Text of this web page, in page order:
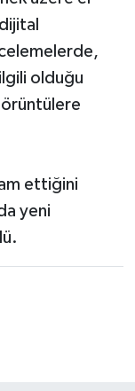
olduğu
ettiğini
yeni